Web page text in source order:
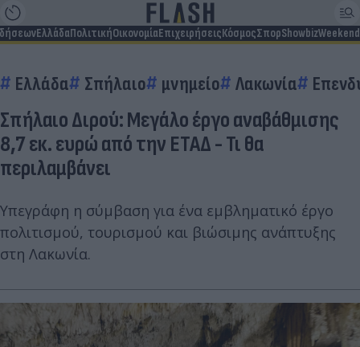
ΕλλάδαΠολιτικήΟικονομίαΕπιχειρήσειςΚόσμοςΣπορShowbizWeekend
Ελλάδα Σπήλαιο μνημείο Λακωνία
Σπήλαιο Διρού: Μεγάλο έργο αναβάθμισης
8,7 εκ. ευρώ από την ΕΤΑΔ - Τι θα
περιλαμβάνει
Υπεγράφη η σύμβαση για ένα εμβληματικό έργο
πολιτισμού, τουρισμού και βιώσιμης ανάπτυξης
στη Λακωνία.